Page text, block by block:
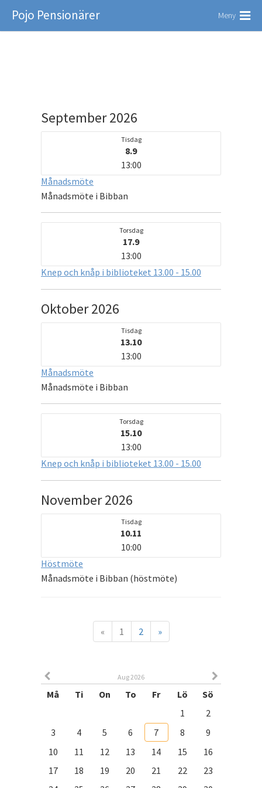
Pojo Pensionärer Meny
September 2026
Tisdag
8.9
13:00
Månadsmöte
Månadsmöte i Bibban
Torsdag
17.9
13:00
Knep och knåp i biblioteket 13.00 - 15.00
Oktober 2026
Tisdag
13.10
13:00
Månadsmöte
Månadsmöte i Bibban
Torsdag
15.10
13:00
Knep och knåp i biblioteket 13.00 - 15.00
November 2026
Tisdag
10.11
10:00
Höstmöte
Månadsmöte i Bibban (höstmöte)
« 1 2 »
Aug 2026
Må Ti On To Fr Lö
Sö
1
2
3
4 5 6 7 8
9
10
11 12 13 14 15
16
17
18 19 20 21 22
23